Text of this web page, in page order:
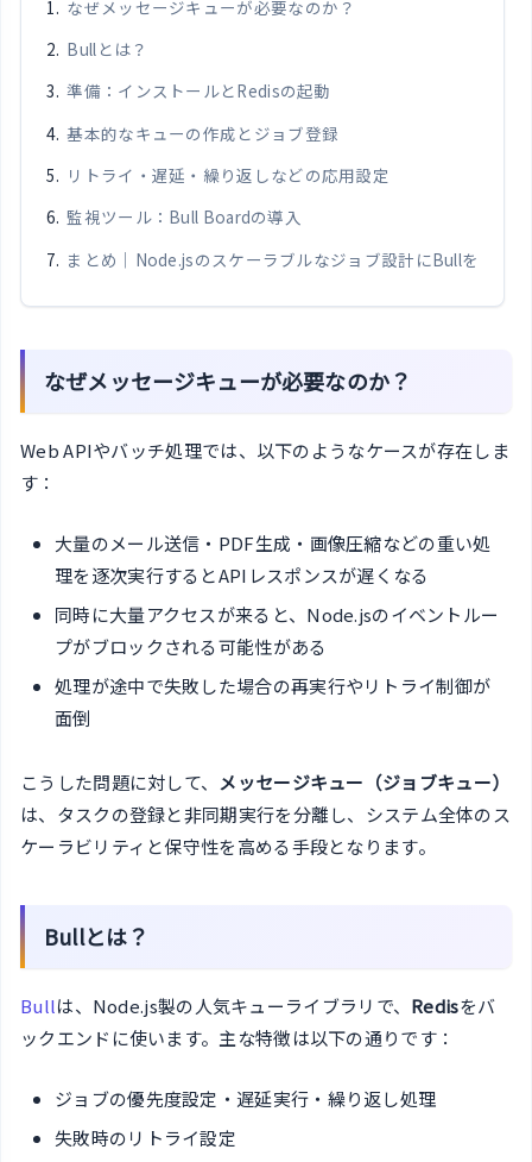
なぜメッセージキューが必要なのか？
Bullとは？
準備：インストールとRedisの起動
基本的なキューの作成とジョブ登録
リトライ・遅延・繰り返しなどの応用設定
監視ツール：Bull Boardの導入
まとめ｜Node.jsのスケーラブルなジョブ設計にBullを
なぜメッセージキューが必要なのか？
Web APIやバッチ処理では、以下のようなケースが存在しま
す：
大量のメール送信・PDF生成・画像圧縮などの重い処
理を逐次実行するとAPIレスポンスが遅くなる
同時に大量アクセスが来ると、Node.jsのイベントルー
プがブロックされる可能性がある
処理が途中で失敗した場合の再実行やリトライ制御が
面倒
こうした問題に対して、 メッセージキュー（ジョブキュー）
は、タスクの登録と非同期実行を分離し、システム全体のス
ケーラビリティと保守性を高める手段となります。
Bullとは？
Bullは、Node.js製の人気キューライブラリで、 Redisをバ
ックエンドに使います。主な特徴は以下の通りです：
ジョブの優先度設定・遅延実行・繰り返し処理
失敗時のリトライ設定